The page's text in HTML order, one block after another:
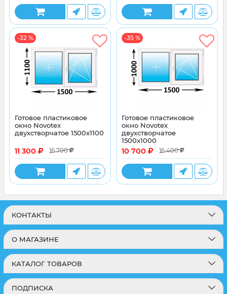
-32 %
Готовое пластиковое
окно Novotex
двухстворчатое 1500x1100
11 300 16 700
-35 %
Готовое пластиковое
окно Novotex
двухстворчатое
1500x1000
10 700 16 400
КОНТАКТЫ
О МАГАЗИНЕ
КАТАЛОГ ТОВАРОВ
ПОДПИСКА